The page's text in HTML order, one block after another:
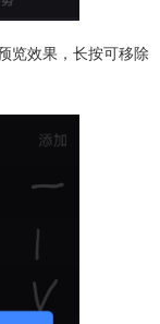
览效果，长按可移除